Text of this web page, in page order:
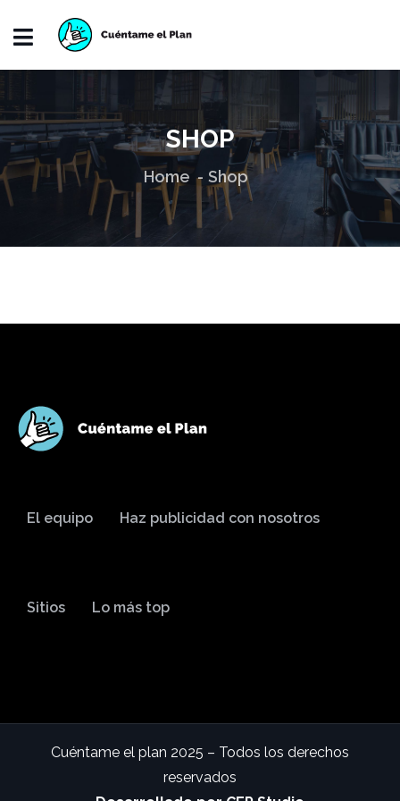
SHOP
Home Shop
El equipo Haz publicidad con nosotros
Sitios Lo más top
Cuéntame el plan 2025 – Todos los derechos
reservados